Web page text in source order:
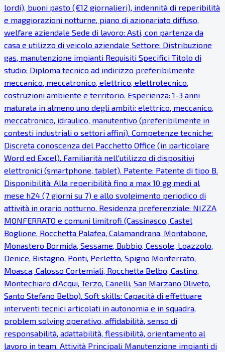
lordi), buoni pasto (€12 giornalieri), indennità di reperibilità
e maggiorazioni notturne, piano di azionariato diffuso,
welfare aziendale Sede di lavoro: Asti, con partenza da
casa e utilizzo di veicolo aziendale Settore: Distribuzione
gas, manutenzione impianti Requisiti Specifici Titolo di
studio: Diploma tecnico ad indirizzo preferibilmente
meccanico, meccatronico, elettrico, elettrotecnico,
costruzioni ambiente e territorio. Esperienza: 1-3 anni
maturata in almeno uno degli ambiti: elettrico, meccanico,
meccatronico, idraulico, manutentivo (preferibilmente in
contesti industriali o settori affini). Competenze tecniche:
Discreta conoscenza del Pacchetto Office (in particolare
Word ed Excel). Familiarità nell'utilizzo di dispositivi
elettronici (smartphone, tablet). Patente: Patente di tipo B.
Disponibilità: Alla reperibilità fino a max 10 gg medi al
mese h24 (7 giorni su 7) e allo svolgimento periodico di
attività in orario notturno. Residenza preferenziale: NIZZA
MONFERRATO e comuni limitrofi (Cassinasco, Castel
Boglione, Rocchetta Palafea, Calamandrana, Montabone,
Monastero Bormida, Sessame, Bubbio, Cessole, Loazzolo,
Denice, Bistagno, Ponti, Perletto, Spigno Monferrato,
Moasca, Calosso Cortemiali, Rocchetta Belbo, Castino,
Montechiaro d'Acqui, Terzo, Canelli, San Marzano Oliveto,
Santo Stefano Belbo). Soft skills: Capacità di effettuare
interventi tecnici articolati in autonomia e in squadra,
problem solving operativo, affidabilità, senso di
responsabilità, adattabilità, flessibilità, orientamento al
lavoro in team. Attività Principali Manutenzione impianti di